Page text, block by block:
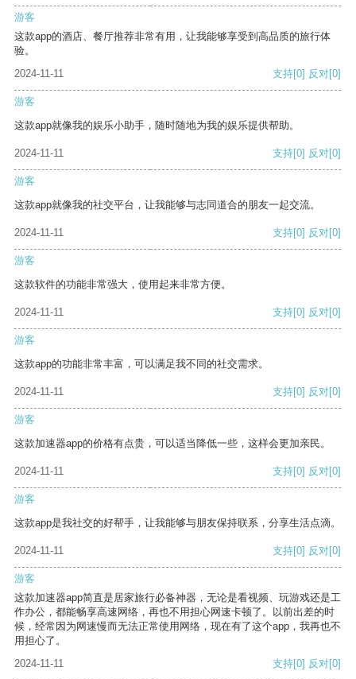
游客
这款app的酒店、餐厅推荐非常有用，让我能够享受到高品质的旅行体
验。
2024-11-11
支持[0] 反对[0]
游客
这款app就像我的娱乐小助手，随时随地为我的娱乐提供帮助。
2024-11-11 支持[0] 反对[0]
游客
这款app就像我的社交平台，让我能够与志同道合的朋友一起交流。
2024-11-11 支持[0] 反对[0]
游客
这款软件的功能非常强大，使用起来非常方便。
2024-11-11 支持[0] 反对[0]
游客
这款app的功能非常丰富，可以满足我不同的社交需求。
2024-11-11 支持[0] 反对[0]
游客
这款加速器app的价格有点贵，可以适当降低一些，这样会更加亲民。
2024-11-11 支持[0] 反对[0]
游客
这款app是我社交的好帮手，让我能够与朋友保持联系，分享生活点滴。
2024-11-11 支持[0] 反对[0]
游客
这款加速器app简直是居家旅行必备神器，无论是看视频、玩游戏还是工
作办公，都能畅享高速网络，再也不用担心网速卡顿了。以前出差的时
候，经常因为网速慢而无法正常使用网络，现在有了这个app，我再也不
用担心了。
2024-11-11
支持[0] 反对[0]